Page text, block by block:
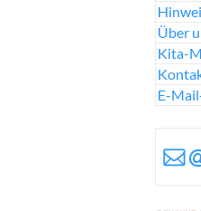
Über
Kita-
E-